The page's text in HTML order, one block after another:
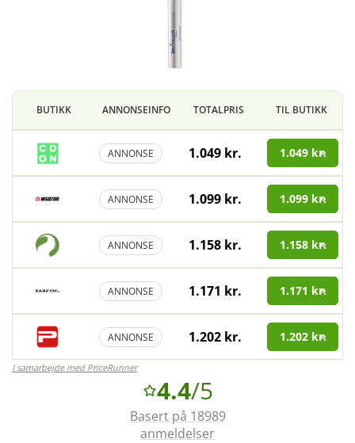
BUTIKK ANNONSEINFO TOTALPRIS TIL BUTIKK
ANNONSE 1.049 kr. 1.049 kr.
ANNONSE 1.099 kr. 1.099 kr.
ANNONSE 1.158 kr. 1.158 kr.
ANNONSE 1.171 kr. 1.171 kr.
ANNONSE 1.202 kr. 1.202 kr.
I samarbejde med PriceRunner
4.4/5
Basert på 18989
anmeldelser